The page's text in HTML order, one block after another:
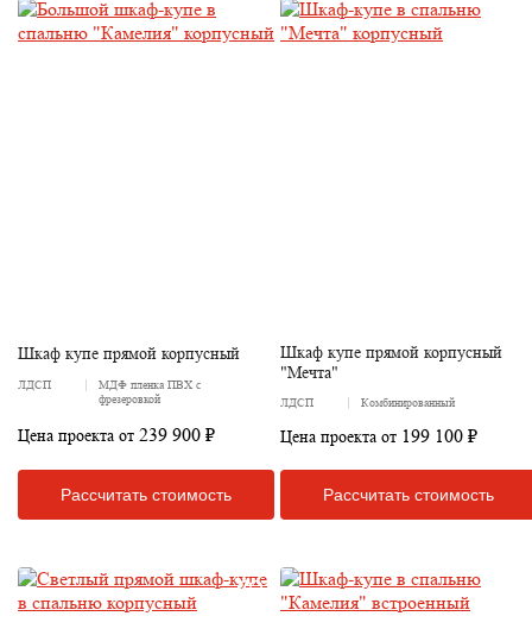
Шкаф купе прямой корпусный
ЛДСП
МДФ пленка ПВХ с
фрезеровкой
Цена проекта от 239 900 ₽
Рассчитать стоимость
Шкаф купе прямой корпусный
"Мечта"
ЛДСП Комбинированный
Цена проекта от 199 100 ₽
Рассчитать стоимость